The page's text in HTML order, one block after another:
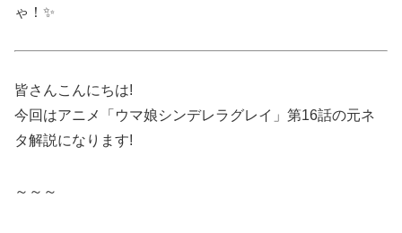
ゃ！✨
皆さんこんにちは!
今回はアニメ「ウマ娘シンデレラグレイ」第16話の元ネ
タ解説になります!
～～～